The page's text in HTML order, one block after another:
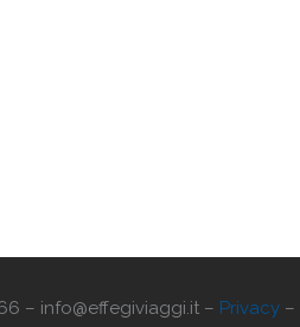
– info@effegiviaggi.it – Privacy–